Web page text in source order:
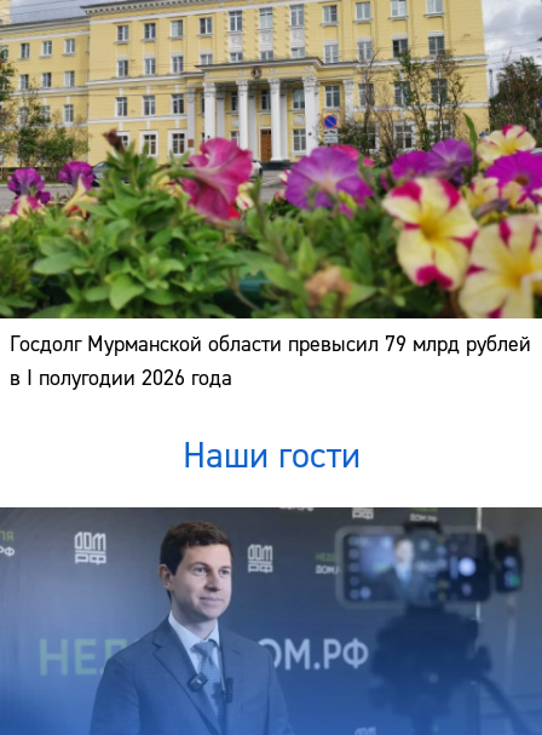
Госдолг Мурманской области превысил 79 млрд рублей
в I полугодии 2026 года
Наши гости